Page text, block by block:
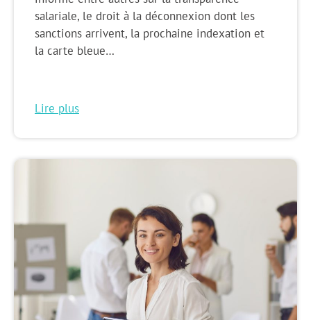
salariale, le droit à la déconnexion dont les
sanctions arrivent, la prochaine indexation et
la carte bleue…
Lire plus